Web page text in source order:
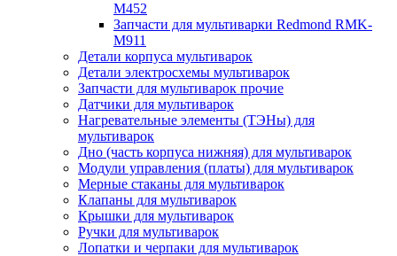
M452
Запчасти для мультиварки Redmond RMK-
M911
Детали корпуса мультиварок
Детали электросхемы мультиварок
Запчасти для мультиварок прочие
Датчики для мультиварок
Нагревательные элементы (ТЭНы) для
мультиварок
Дно (часть корпуса нижняя) для мультиварок
Модули управления (платы) для мультиварок
Мерные стаканы для мультиварок
Клапаны для мультиварок
Крышки для мультиварок
Ручки для мультиварок
Лопатки и черпаки для мультиварок